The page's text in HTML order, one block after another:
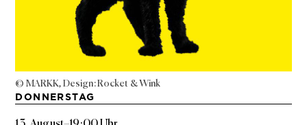
© MARKK, Design: Rocket & Wink
DONNERSTAG